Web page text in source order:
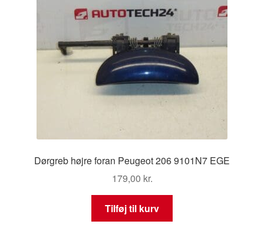
Dørgreb højre foran Peugeot 206 9101N7 EGE
179,00 kr.
Tilføj til kurv